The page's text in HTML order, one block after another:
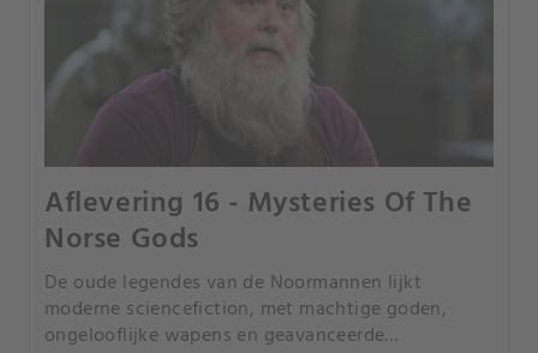
Aflevering 16 - Mysteries Of The
Norse Gods
De oude legendes van de Noormannen lijkt
moderne sciencefiction, met machtige goden,
ongelooflijke wapens en geavanceerde